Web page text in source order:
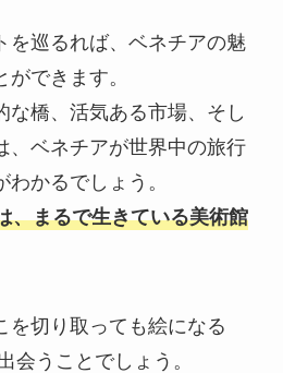
を巡るれば、ベネチアの魅
できます。
な橋、活気ある市場、そし
、ベネチアが世界中の旅行
かるでしょう。
、まるで生きている美術館
を切り取っても絵になる
会うことでしょう。